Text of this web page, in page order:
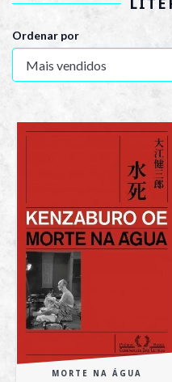
Ordenar por
MORTE NA ÁGUA